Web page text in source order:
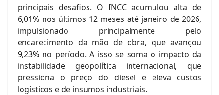
principais desafios. O INCC acumulou alta de
6,01% nos últimos 12 meses até janeiro de 2026,
impulsionado principalmente pelo
encarecimento da mão de obra, que avançou
9,23% no período. A isso se soma o impacto da
instabilidade geopolítica internacional, que
pressiona o preço do diesel e eleva custos
logísticos e de insumos industriais.